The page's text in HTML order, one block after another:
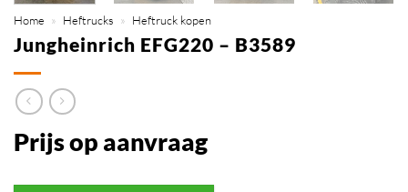
Home » Heftrucks » Heftruck kopen
Jungheinrich EFG220 – B3589
Prijs op aanvraag